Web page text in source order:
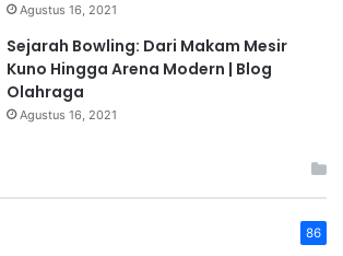
Agustus 16, 2021
Sejarah Bowling: Dari Makam Mesir
Kuno Hingga Arena Modern | Blog
Olahraga
Agustus 16, 2021
86